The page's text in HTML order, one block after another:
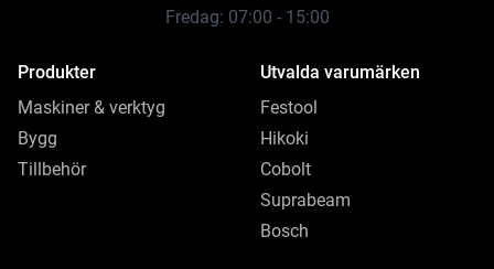
Fredag: 07:00 - 15:00
Produkter
Maskiner & verktyg
Bygg
Tillbehör
Utvalda varumärken
Festool
Hikoki
Cobolt
Suprabeam
Bosch